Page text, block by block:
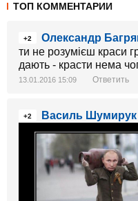
ТОП КОММЕНТАРИИ
+2
Олександр
ти не розумієш краси
дають - красти нема
13.01.2016 15:09 Ответить
+2 Василь Шумирук